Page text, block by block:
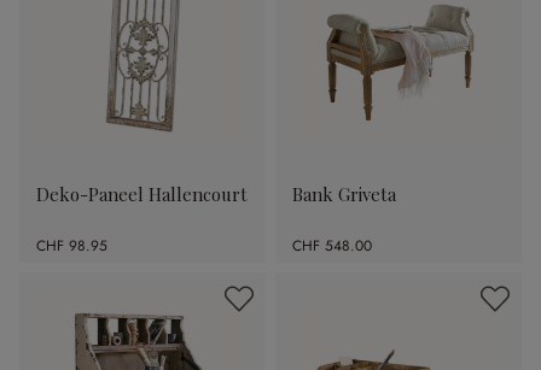
Deko-Paneel Hallencourt
CHF 98.95
Bank Griveta
CHF 548.00